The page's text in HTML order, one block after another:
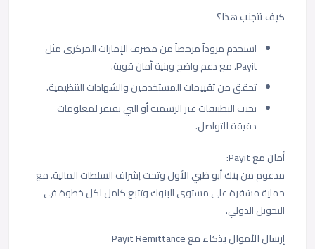
كيف تتجنب هذا؟
استخدم مزوداً مرخصاً من مصرف الإمارات المركزي مثل
Payit، مع دعم واضح وبنية أمان قوية.
تحقق من تقييمات المستخدمين والشهادات التنظيمية.
تجنب التطبيقات غير الرسمية أو التي تفتقر لمعلومات
دقيقة للتواصل.
أمان مع Payit:
مدعوم منبنك أبو ظبي الأولوتحت إشراف السلطات المالية، مع
حماية مشفرة على مستوى البنوك وتتبع كامل لكل خطوة في
التحويل الدولي.
إرسال الأموال بذكاء مع Payit Remittance